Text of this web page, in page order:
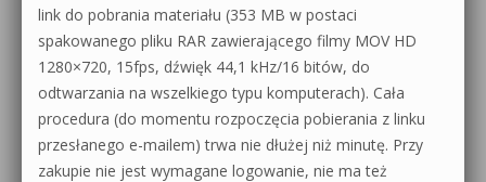
link do pobrania materiału (353 MB w postaci
spakowanego pliku RAR zawierającego filmy MOV HD
1280×720, 15fps, dźwięk 44,1 kHz/16 bitów, do
odtwarzania na wszelkiego typu komputerach). Cała
procedura (do momentu rozpoczęcia pobierania z linku
przesłanego e-mailem) trwa nie dłużej niż minutę. Przy
zakupie nie jest wymagane logowanie, nie ma też